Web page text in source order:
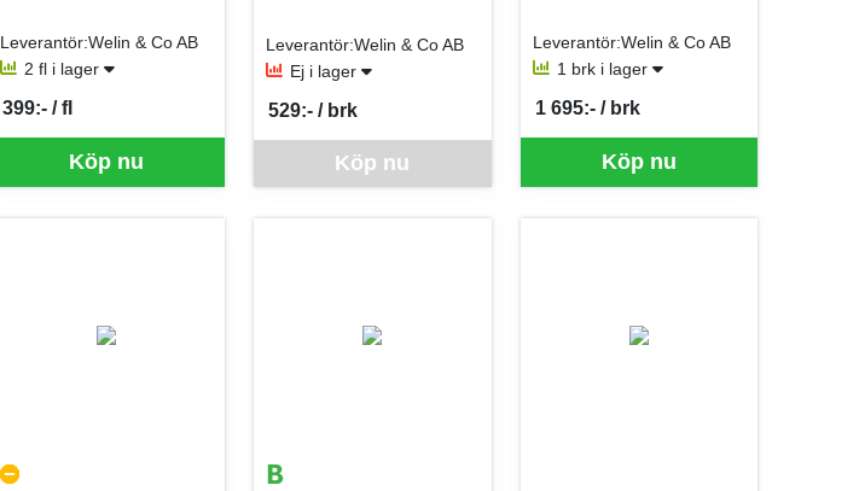
Leverantör:Welin & Co AB
2 fl i lager
Köp nu
399:- / fl
SEK per FL
Leverantör:Welin & Co AB
Ej i lager
Denna vara går inte att beställa via webben just nu, vänligen kontakta butiken
Köp nu
529:- / brk
SEK per BRK
Leverantör:Welin & Co AB
1 brk i lager
Köp nu
1 695:- / brk
SEK per BRK